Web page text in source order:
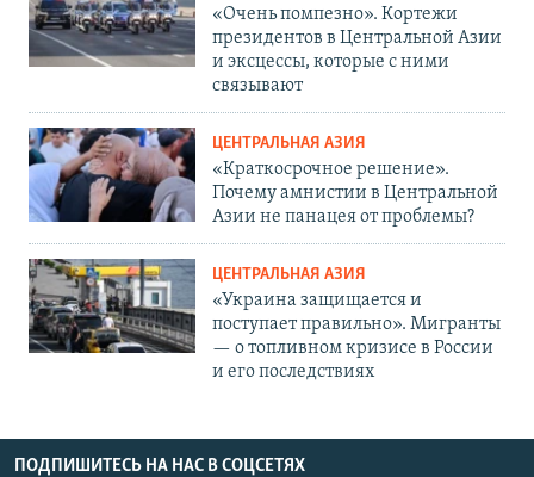
«Очень помпезно». Кортежи
президентов в Центральной Азии
и эксцессы, которые с ними
связывают
ЦЕНТРАЛЬНАЯ АЗИЯ
«Краткосрочное решение».
Почему амнистии в Центральной
Азии не панацея от проблемы?
ЦЕНТРАЛЬНАЯ АЗИЯ
«Украина защищается и
поступает правильно». Мигранты
— о топливном кризисе в России
и его последствиях
ПОДПИШИТЕСЬ НА НАС В СОЦСЕТЯХ